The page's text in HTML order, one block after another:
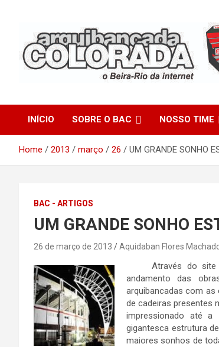
Arquibancada
INÍCIO SOBRE O BAC NOSSO TIME
Home 2013 março 26 UM GRANDE SONHO
BAC - ARTIGOS
UM GRANDE SONHO
26 de março de 2013 Aquidaban Flores
Através do site
andamento das
arquibancadas com
de cadeiras presentes
impressionado até a
gigantesca estrutura
maiores sonhos de